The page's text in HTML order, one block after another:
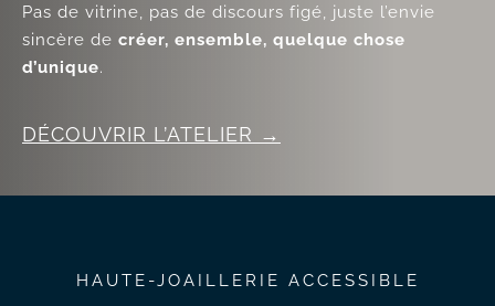
Pas de vitrine, pas de discours figé, juste l’envie
sincère de créer, ensemble, quelque chose
d’unique.
DÉCOUVRIR L’ATELIER
HAUTE-JOAILLERIE ACCESSIBLE